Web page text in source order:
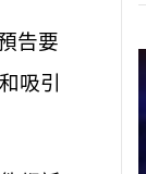
告要
吸引